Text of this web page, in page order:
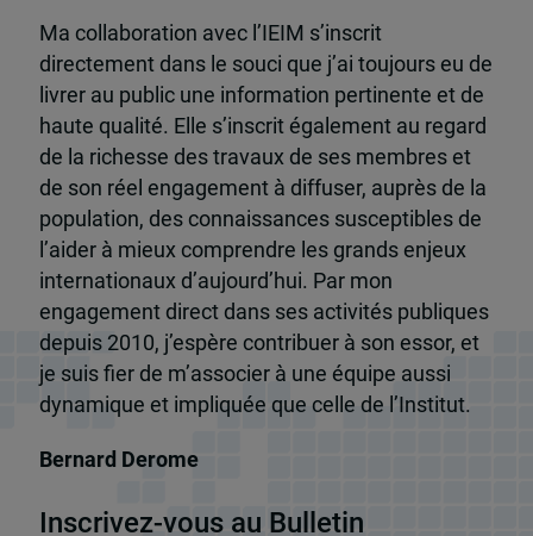
Ma collaboration avec l’IEIM s’inscrit
directement dans le souci que j’ai toujours eu de
livrer au public une information pertinente et de
haute qualité. Elle s’inscrit également au regard
de la richesse des travaux de ses membres et
de son réel engagement à diffuser, auprès de la
population, des connaissances susceptibles de
l’aider à mieux comprendre les grands enjeux
internationaux d’aujourd’hui. Par mon
engagement direct dans ses activités publiques
depuis 2010, j’espère contribuer à son essor, et
je suis fier de m’associer à une équipe aussi
dynamique et impliquée que celle de l’Institut.
Bernard Derome
Inscrivez-vous au Bulletin